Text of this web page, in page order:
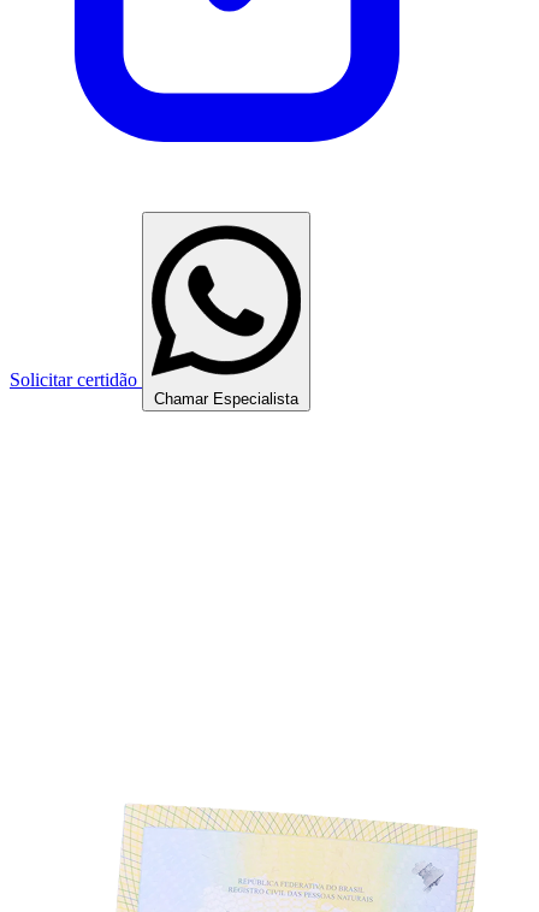
Solicitar certidão
Chamar Especialista